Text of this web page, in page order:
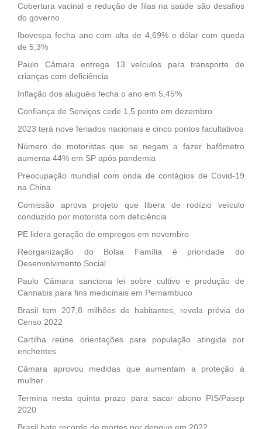
Cobertura vacinal e redução de filas na saúde são desafios
do governo
Ibovespa fecha ano com alta de 4,69% e dólar com queda
de 5,3%
Paulo Câmara entrega 13 veículos para transporte de
crianças com deficiência
Inflação dos aluguéis fecha o ano em 5,45%
Confiança de Serviços cede 1,5 ponto em dezembro
2023 terá nove feriados nacionais e cinco pontos facultativos
Número de motoristas que se negam a fazer bafômetro
aumenta 44% em SP após pandemia
Preocupação mundial com onda de contágios de Covid-19
na China
Comissão aprova projeto que libera de rodízio veículo
conduzido por motorista com deficiência
PE lidera geração de empregos em novembro
Reorganização do Bolsa Família é prioridade do
Desenvolvimento Social
Paulo Câmara sanciona lei sobre cultivo e produção de
Cannabis para fins medicinais em Pernambuco
Brasil tem 207,8 milhões de habitantes, revela prévia do
Censo 2022
Cartilha reúne orientações para população atingida por
enchentes
Câmara aprovou medidas que aumentam a proteção à
mulher
Termina nesta quinta prazo para sacar abono PIS/Pasep
2020